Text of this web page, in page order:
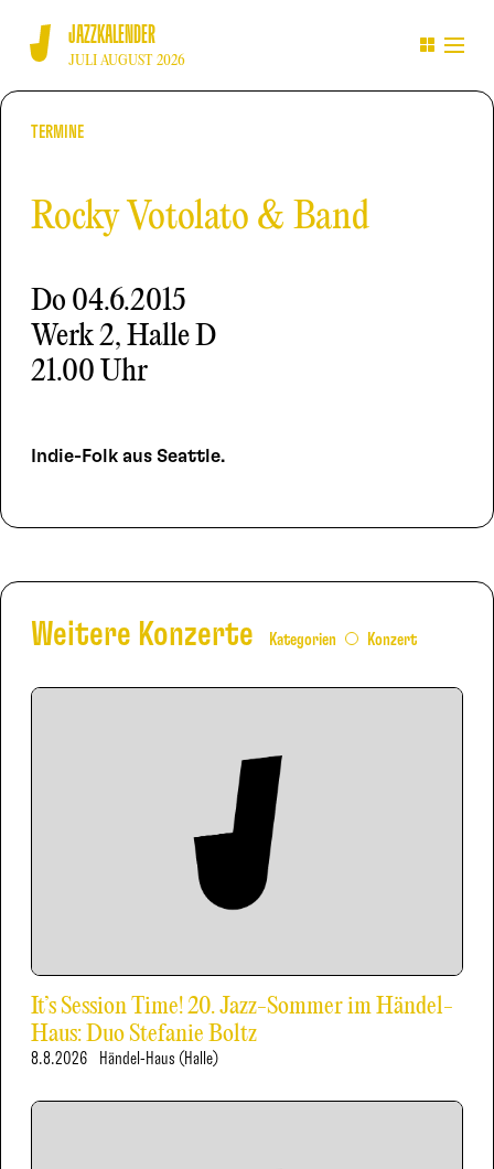
JAZZKALENDER
JULI AUGUST 2026
TERMINE
Rocky Votolato & Band
Do 04.6.2015
Werk 2, Halle D
21.00 Uhr
Indie-Folk aus Seattle.
Weitere Konzerte Kategorien Konzert
It’s Session Time! 20. Jazz-Sommer im Händel-
Haus: Duo Stefanie Boltz
8.8.2026 Händel-Haus (Halle)